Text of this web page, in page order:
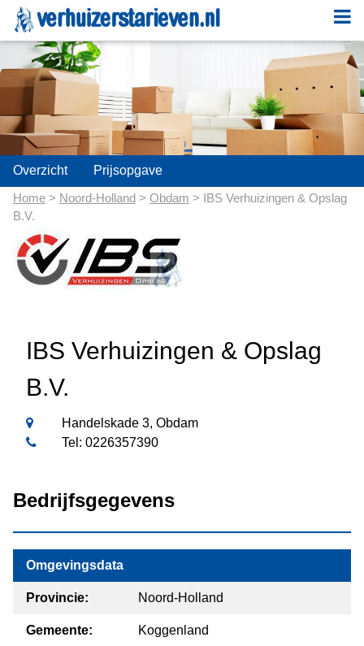
Overzicht Prijsopgave
Home > Noord-Holland > Obdam > IBS Verhuizingen & Opslag
B.V.
IBS Verhuizingen & Opslag
B.V.
Handelskade 3, Obdam
Tel: 0226357390
Bedrijfsgegevens
Omgevingsdata
Provincie: Noord-Holland
Gemeente: Koggenland